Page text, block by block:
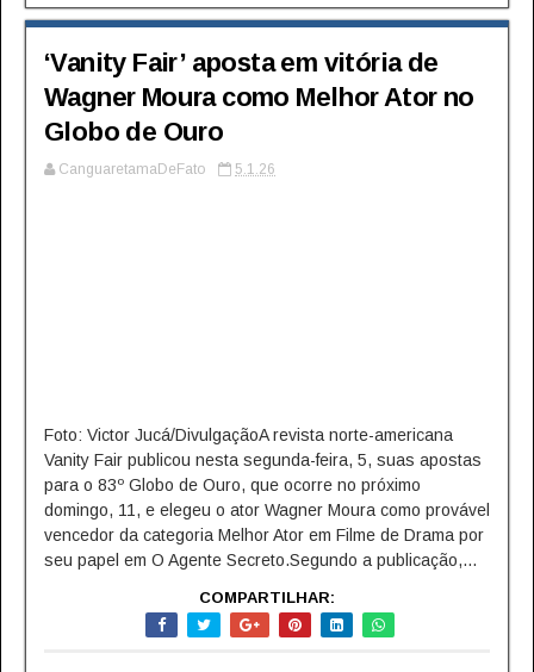
‘Vanity Fair’ aposta em vitória de
Wagner Moura como Melhor Ator no
Globo de Ouro
CanguaretamaDeFato 5.1.26
Foto: Victor Jucá/DivulgaçãoA revista norte-americana
Vanity Fair publicou nesta segunda-feira, 5, suas apostas
para o 83º Globo de Ouro, que ocorre no próximo
domingo, 11, e elegeu o ator Wagner Moura como provável
vencedor da categoria Melhor Ator em Filme de Drama por
seu papel em O Agente Secreto.Segundo a publicação,...
COMPARTILHAR: